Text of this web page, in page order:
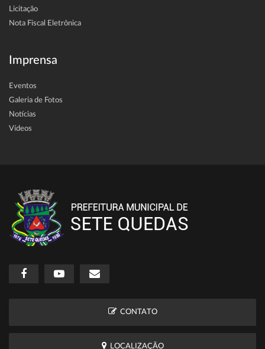
Licitação
Nota Fiscal Eletrônica
Imprensa
Eventos
Galeria de Fotos
Notícias
Vídeos
CONTATO
LOCALIZAÇÃO